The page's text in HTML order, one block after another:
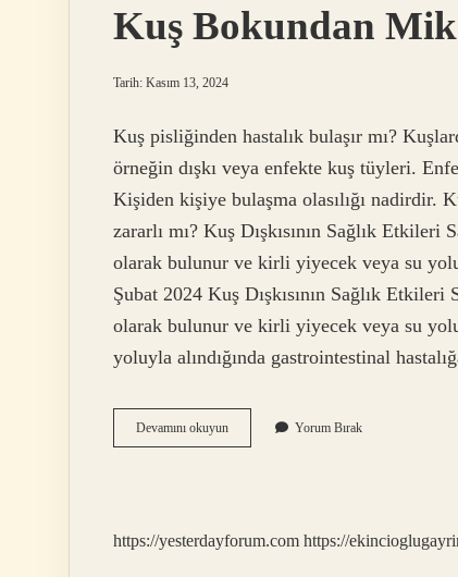
Kuş Bokundan
Tarih: Kasım 13, 2024
Kuş pisliğinden hastalık bulaşır mı?
örneğin dışkı veya enfekte kuş tüyleri.
Kişiden kişiye bulaşma olasılığı nadirdir.
zararlı mı? Kuş Dışkısının Sağlık
olarak bulunur ve kirli yiyecek veya su
Şubat 2024 Kuş Dışkısının Sağlık
olarak bulunur ve kirli yiyecek veya su
yoluyla alındığında gastrointestinal
Devamını okuyunKuş
Bokundan
Yorum Bırak
https://yesterdayforum.com https://